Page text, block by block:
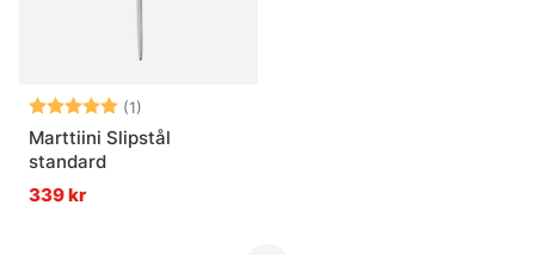
Betyg: (1)
Marttiini Slipstål
standard
339 kr